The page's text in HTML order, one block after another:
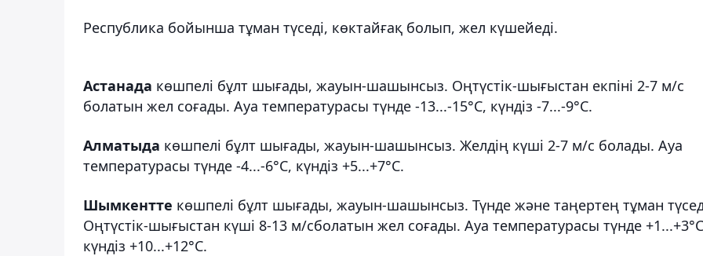
Республика бойынша тұман түседі, көктайғақ болып, жел күшейеді.
Астанада көшпелі бұлт шығады, жауын-шашынсыз. Оңтүстік-шығыстан екпіні 2-7 м/с
болатын жел соғады. Ауа температурасы түнде -13...-15°С, күндіз -7...-9°С.
Алматыда көшпелі бұлт шығады, жауын-шашынсыз. Желдің күші 2-7 м/с болады. Ауа
температурасы түнде -4...-6°С, күндіз +5...+7°С.
Шымкентте көшпелі бұлт шығады, жауын-шашынсыз. Түнде және таңертең тұман
Оңтүстік-шығыстан күші 8-13 м/сболатын жел соғады. Ауа температурасы түнде
күндіз +10...+12°С.